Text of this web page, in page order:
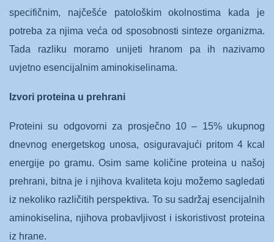
specifičnim, najčešće patološkim okolnostima kada je
potreba za njima veća od sposobnosti sinteze organizma.
Tada razliku moramo unijeti hranom pa ih nazivamo
uvjetno esencijalnim aminokiselinama.
Izvori proteina u prehrani
Proteini su odgovorni za prosječno 10 – 15% ukupnog
dnevnog energetskog unosa, osiguravajući pritom 4 kcal
energije po gramu. Osim same količine proteina u našoj
prehrani, bitna je i njihova kvaliteta koju možemo sagledati
iz nekoliko različitih perspektiva. To su sadržaj esencijalnih
aminokiselina, njihova probavljivost i iskoristivost proteina
iz hrane.